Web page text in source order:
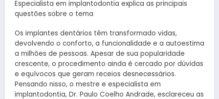
Especialista em implantodontia explica as principais
questões sobre o tema
Os implantes dentários têm transformado vidas,
devolvendo o conforto, a funcionalidade e a autoestima
a milhões de pessoas. Apesar de sua popularidade
crescente, o procedimento ainda é cercado por dúvidas
e equívocos que geram receios desnecessários.
Pensando nisso, o mestre e especialista em
implantodontia, Dr. Paulo Coelho Andrade, esclareceu as